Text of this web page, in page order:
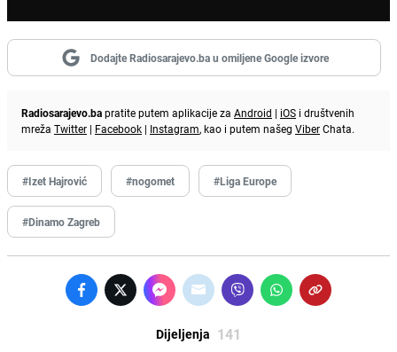
Dodajte Radiosarajevo.ba u omiljene Google izvore
Radiosarajevo.bapratite putem aplikacije za Android | iOS i društvenih
mreža Twitter | Facebook | Instagram, kao i putem našeg ViberChata.
#Izet Hajrović #nogomet #Liga Europe
#Dinamo Zagreb
Dijeljenja 141